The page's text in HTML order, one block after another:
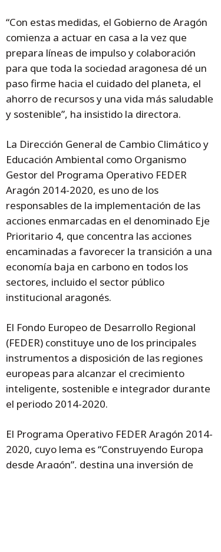
“Con estas medidas, el Gobierno de Aragón
comienza a actuar en casa a la vez que
prepara líneas de impulso y colaboración
para que toda la sociedad aragonesa dé un
paso firme hacia el cuidado del planeta, el
ahorro de recursos y una vida más saludable
y sostenible”, ha insistido la directora.
La Dirección General de Cambio Climático y
Educación Ambiental como Organismo
Gestor del Programa Operativo FEDER
Aragón 2014-2020, es uno de los
responsables de la implementación de las
acciones enmarcadas en el denominado Eje
Prioritario 4, que concentra las acciones
encaminadas a favorecer la transición a una
economía baja en carbono en todos los
sectores, incluido el sector público
institucional aragonés.
El Fondo Europeo de Desarrollo Regional
(FEDER) constituye uno de los principales
instrumentos a disposición de las regiones
europeas para alcanzar el crecimiento
inteligente, sostenible e integrador durante
el periodo 2014-2020.
El Programa Operativo FEDER Aragón 2014-
2020, cuyo lema es “Construyendo Europa
desde Aragón”, destina una inversión de